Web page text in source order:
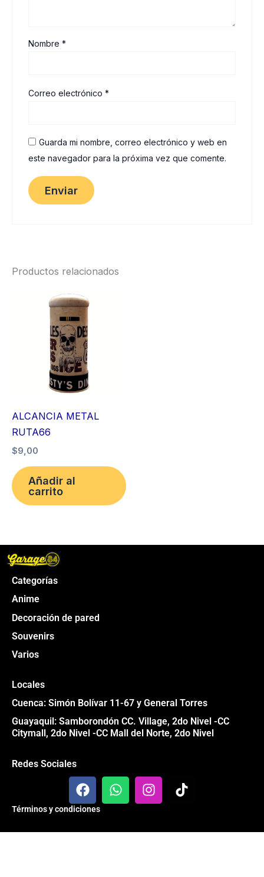
Nombre*
Correo electrónico*
Guarda mi nombre, correo electrónico y web en
este navegador para la próxima vez que comente.
Productos relacionados
ALCANCIA METAL
RUTA66
$9,00
Añadir al
carrito
Categorías
Anime
Decoración de pared
Souvenirs
Varios
Locales
Cuenca: Simón Bolívar 11-67 y General Torres
Guayaquil: Samborondón CC. Village, 2do Nivel -CC
Citymall, 2do Nivel -CC Mall del Norte, 2do Nivel
Redes Sociales
F
a
c
b
W
h
s
I
n
a
T
i
o
Términos y condiciones